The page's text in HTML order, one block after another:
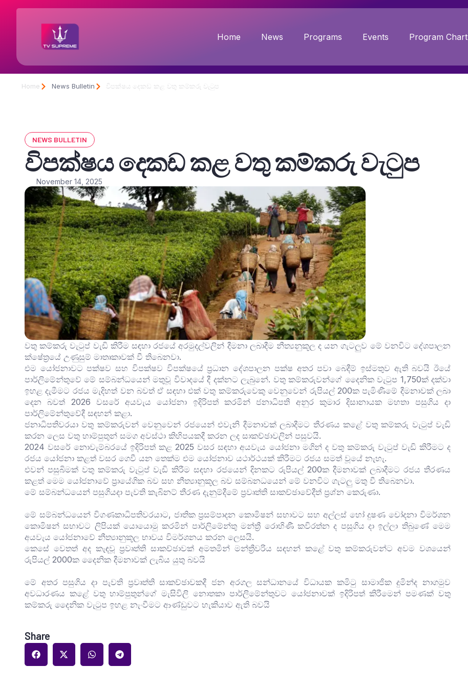
Home News Programs Events Program Chart
Home News Bulletin විපක්ෂය දෙකඩ කළ වතු කම්කරු වැටුප
NEWS BULLETIN
විපක්ෂය දෙකඩ කළ වතු කම්කරු වැටුප
November 14, 2025
වතු කම්කරු වැටුප් වැඩි කිරීම සඳහා රජයේ අරමුදල්වලින් දීමනා ලබාදීම නීත්‍යනුකූල ද යන ගැටලුව මේ වනවිට දේශපාලන
ක්ෂේත්‍රයේ උණුසුම් මාතෘකාවක් වී තිබෙනවා.
එම යෝජනාවට පක්ෂව සහ විපක්ෂව විපක්ෂයේ ප්‍රධාන දේශපාලන පක්ෂ අතර පවා බෙදීම් ඉස්මතුව ඇති බවයි ඊයේ
පාර්ලිමේන්තුවේ මේ සම්බන්ධයෙන් මතුවූ විවාදයේ දී දක්නට ලැබුනේ. වතු කම්කරුවන්ගේ දෛනික වැටුප 1,750ක් දක්වා
ඉහළ දැමීමට රජය මැදිහත් වන බවත් ඒ සඳහා එක් වතු කම්කරුවෙකු වෙනුවෙන් රුපියල් 200ක පැමිණීමේ දීමනාවක් ලබා
දෙන බවත් 2026 වසරේ අයවැය යෝජනා ඉදිරිපත් කරමින් ජනාධිපති අනුර කුමාර දිසානායක මහතා පසුගිය දා
පාර්ලිමේන්තුවේදී සඳහන් කළා.
ජනාධිපතිවරයා වතු කම්කරුවන් වෙනුවෙන් රජයෙන් එවැනි දීමනාවක් ලබාදීමට තීරණය කළේ වතු කම්කරු වැටුප් වැඩි
කරන ලෙස වතු හාම්පුතුන් සමග අවස්ථා කිහිපයකදී කරන ලද සාකච්ඡාවලින් පසුවයි.
2024 වසරේ නොවැම්බරයේ ඉදිරිපත් කළ 2025 වසර සඳහා අයවැය යෝජනා මගින් ද වතු කම්කරු වැටුප් වැඩි කිරීමට ද
රජය යෝජනා කළත් වසර ගෙවී යන තෙක්ම එම යෝජනාව යථාර්ථයක් කිරීමට රජය සමත් වූයේ නැහැ.
එවන් පසුබිමක් වතු කම්කරු වැටුප් වැඩි කිරීම සඳහා රජයෙන් දිනකට රුපියල් 200ක දීමනාවක් ලබාදීමට රජය තීරණය
කළත් මෙම යෝජනාවේ ප්‍රායේගික බව සහ නීත්‍යානුකූල බව සම්බනධයෙන් මේ වනවිට ගැටලු මතු වී තිබෙනවා.
මේ සම්බන්ධයෙන් පසුගියදා පැවති කැබිනට් තීරණ දැනුම්දීමේ ප්‍රවෘත්ති සාකච්ඡාවේදීත් ප්‍රශ්න කෙරුණා.
මේ සම්බන්ධයෙන් විගණකාධිපතිවරයාට, ජාතික ප්‍රසම්පාදන කොමිෂන් සභාවට සහ අල්ලස් හෝ දුෂණ චෝදනා විමර්ශන
කොමිෂන් සභාවට ලිපියක් යොයොමු කරමින් පාර්ලිමේන්තු මන්ත්‍රී රොහිණී කවිරත්න ද පසුගිය දා ඉල්ලා තිබුණේ මෙම
අයවැය යෝජනාවේ නීත්‍යානුකූල භාවය විමර්ශනය කරන ලෙසයි.
කෙසේ වෙතත් අද කැඳවූ ප්‍රවෘත්ති සාකච්ඡාවක් අමතමින් මන්ත්‍රීවරිය සඳහන් කළේ වතු කම්කරුවන්ට අවම වශයෙන්
රුපියල් 2000ක දෛනික දීමනාවක් ලැබිය යුතු බවයි
මේ අතර පසුගිය දා පැවති ප්‍රවෘත්ති සාකච්ඡාවකදී ජන අරගල සන්ධානයේ විධායක කමිටු සාමාජික දුමින්ද නාගමුව
අවධාරණය කළේ වතු හාම්පුතුන්ගේ මැසිවිලි නොතකා පාර්ලිමේන්තුවට යෝජනාවක් ඉදිරිපත් කිරීමෙන් පමණක් වතු
කම්කරු දෛනික වැටුප ඉහළ නැංවීමට ආණ්ඩුවට හැකියාව ඇති බවයි
Share